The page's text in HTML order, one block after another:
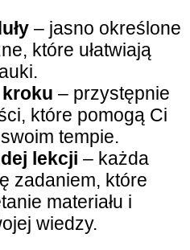
– jasno określone
które ułatwiają
– przystępnie
które pomogą Ci
tempie.
lekcji – każda
zadaniem, które
materiału i
wiedzy.